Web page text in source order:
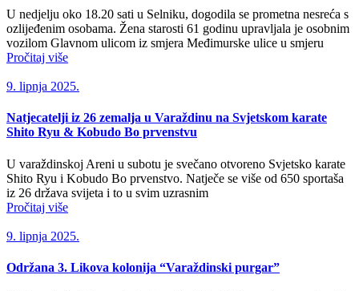
U nedjelju oko 18.20 sati u Selniku, dogodila se prometna nesreća s
ozlijeđenim osobama. Žena starosti 61 godinu upravljala je osobnim
vozilom Glavnom ulicom iz smjera Međimurske ulice u smjeru
Pročitaj više
9. lipnja 2025.
Natjecatelji iz 26 zemalja u Varaždinu na Svjetskom karate
Shito Ryu & Kobudo Bo prvenstvu
U varaždinskoj Areni u subotu je svečano otvoreno Svjetsko karate
Shito Ryu i Kobudo Bo prvenstvo. Natječe se više od 650 sportaša
iz 26 država svijeta i to u svim uzrasnim
Pročitaj više
9. lipnja 2025.
Održana 3. Likova kolonija “Varaždinski purgar”